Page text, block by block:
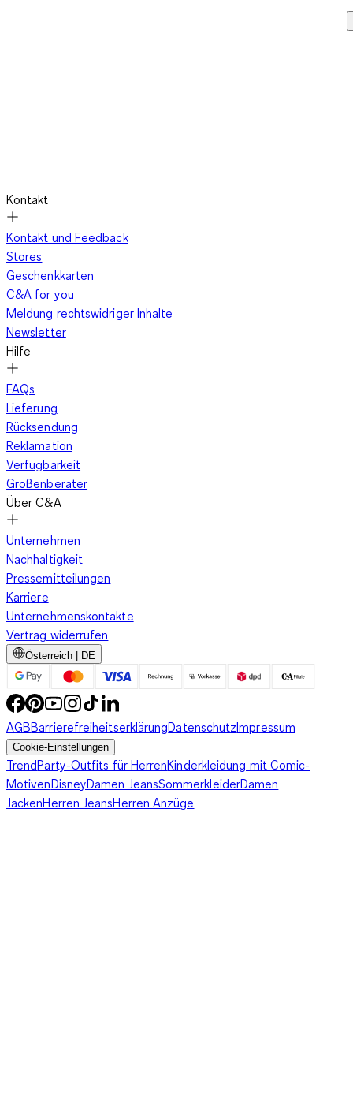
Kontakt
Kontakt und Feedback
Stores
Geschenkkarten
C&A for you
Meldung rechtswidriger Inhalte
Newsletter
Hilfe
FAQs
Lieferung
Rücksendung
Reklamation
Verfügbarkeit
Größenberater
Über C&A
Unternehmen
Nachhaltigkeit
Pressemitteilungen
Karriere
Unternehmenskontakte
Vertrag widerrufen
Österreich | DE
AGBBarrierefreiheitserklärungDatenschutzImpressum
Cookie-Einstellungen
TrendParty-Outfits für HerrenKinderkleidung mit Comic-
MotivenDisneyDamen JeansSommerkleiderDamen
JackenHerren JeansHerren Anzüge